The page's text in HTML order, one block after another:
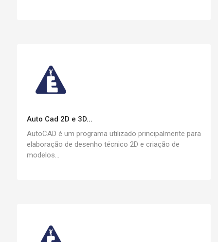
Auto Cad 2D e 3D...
AutoCAD é um programa utilizado principalmente para
elaboração de desenho técnico 2D e criação de
modelos...